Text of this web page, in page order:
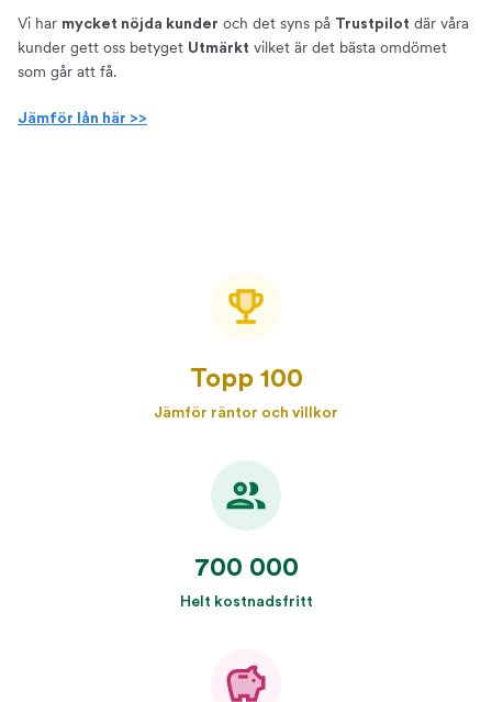
Vi har mycket nöjda kunder och det syns på Trustpilot där våra
kunder gett oss betyget Utmärkt vilket är det bästa omdömet
som går att få.
Jämför lån här >>
Topp 100
Jämför räntor och villkor
700 000
Helt kostnadsfritt